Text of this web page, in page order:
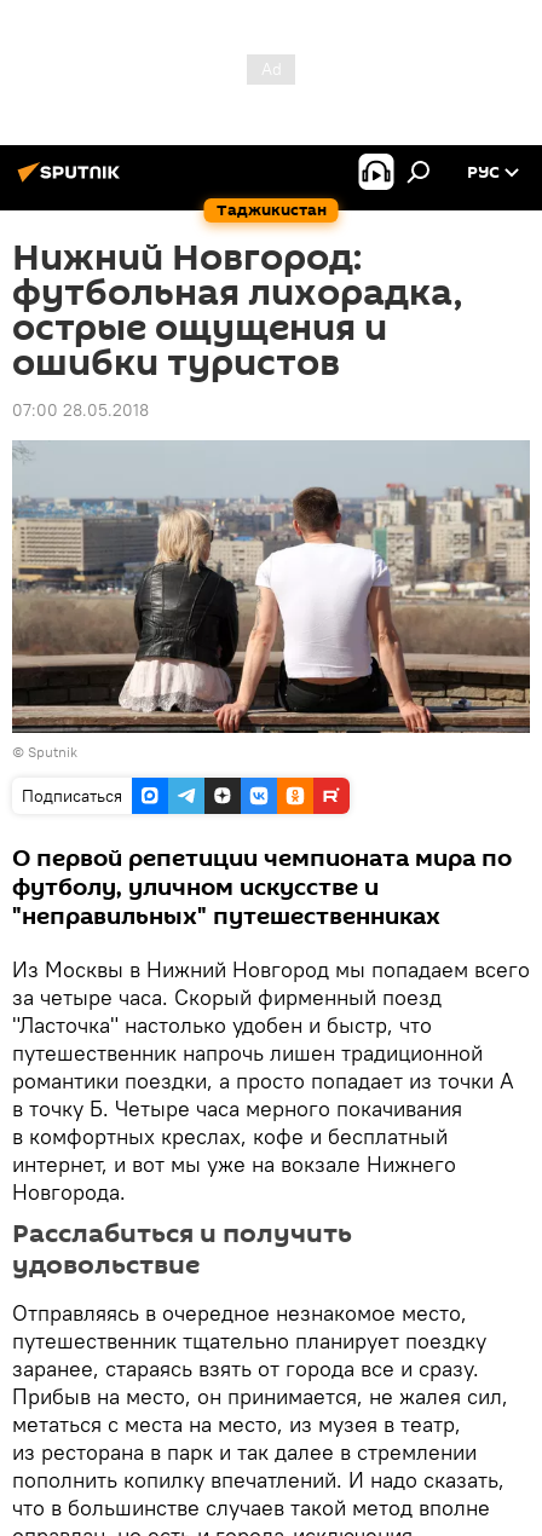
Таджикистан
РУС
Нижний Новгород:
футбольная лихорадка,
острые ощущения и
ошибки туристов
07:00 28.05.2018
© Sputnik
Подписаться
О первой репетиции чемпионата мира по
футболу, уличном искусстве и
"неправильных" путешественниках
Из Москвы в Нижний Новгород мы попадаем всего
за четыре часа. Скорый фирменный поезд
"Ласточка" настолько удобен и быстр, что
путешественник напрочь лишен традиционной
романтики поездки, а просто попадает из точки А
в точку Б. Четыре часа мерного покачивания
в комфортных креслах, кофе и бесплатный
интернет, и вот мы уже на вокзале Нижнего
Новгорода.
Расслабиться и получить
удовольствие
Отправляясь в очередное незнакомое место,
путешественник тщательно планирует поездку
заранее, стараясь взять от города все и сразу.
Прибыв на место, он принимается, не жалея сил,
метаться с места на место, из музея в театр,
из ресторана в парк и так далее в стремлении
пополнить копилку впечатлений. И надо сказать,
что в большинстве случаев такой метод вполне